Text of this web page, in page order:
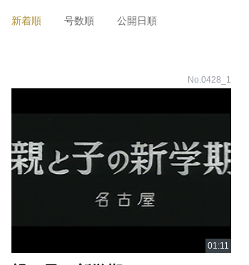
新着順 号数順 公開日順
No.0428_1